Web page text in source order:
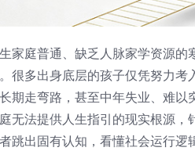
家庭普通、缺乏人脉家学资源
很多出身底层的孩子仅凭努力考
期走弯路，甚至中年失业、难
无法提供人生指引的现实根源
跳出固有认知，看懂社会运行